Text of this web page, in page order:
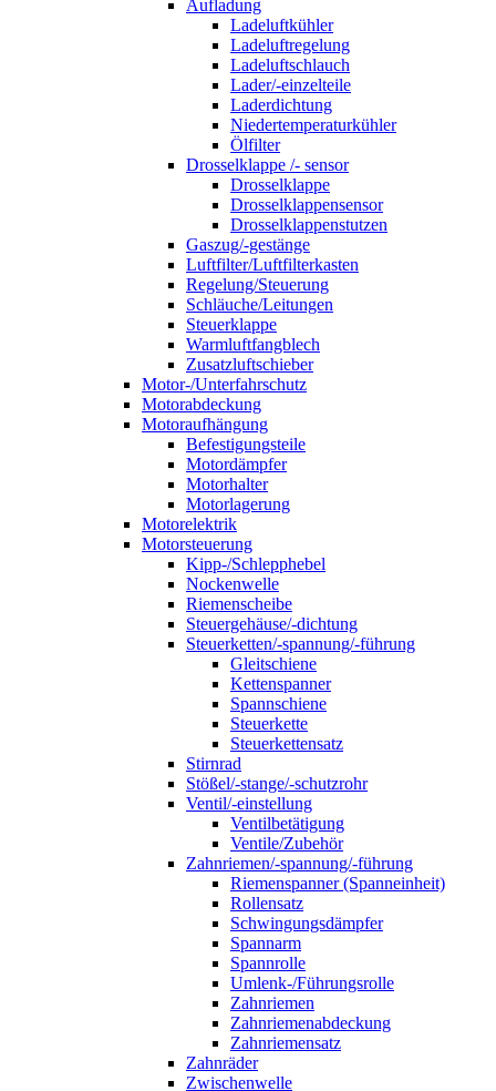
Aufladung
Ladeluftkühler
Ladeluftregelung
Ladeluftschlauch
Lader/-einzelteile
Laderdichtung
Niedertemperaturkühler
Ölfilter
Drosselklappe /- sensor
Drosselklappe
Drosselklappensensor
Drosselklappenstutzen
Gaszug/-gestänge
Luftfilter/Luftfilterkasten
Regelung/Steuerung
Schläuche/Leitungen
Steuerklappe
Warmluftfangblech
Zusatzluftschieber
Motor-/Unterfahrschutz
Motorabdeckung
Motoraufhängung
Befestigungsteile
Motordämpfer
Motorhalter
Motorlagerung
Motorelektrik
Motorsteuerung
Kipp-/Schlepphebel
Nockenwelle
Riemenscheibe
Steuergehäuse/-dichtung
Steuerketten/-spannung/-führung
Gleitschiene
Kettenspanner
Spannschiene
Steuerkette
Steuerkettensatz
Stirnrad
Stößel/-stange/-schutzrohr
Ventil/-einstellung
Ventilbetätigung
Ventile/Zubehör
Zahnriemen/-spannung/-führung
Riemenspanner (Spanneinheit)
Rollensatz
Schwingungsdämpfer
Spannarm
Spannrolle
Umlenk-/Führungsrolle
Zahnriemen
Zahnriemenabdeckung
Zahnriemensatz
Zahnräder
Zwischenwelle